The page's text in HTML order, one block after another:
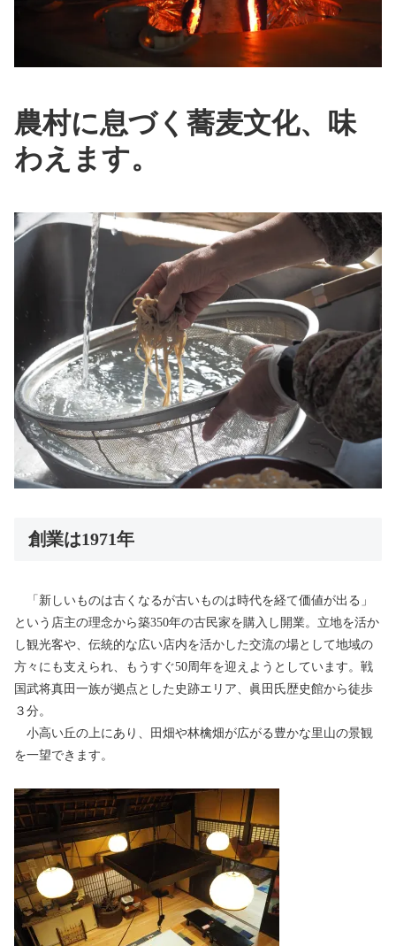
農村に息づく蕎麦文化、味
わえます。
創業は1971年
「新しいものは古くなるが古いものは時代を経て価値が出る」
という店主の理念から築350年の古民家を購入し開業。立地を活か
し観光客や、伝統的な広い店内を活かした交流の場として地域の
方々にも支えられ、もうすぐ50周年を迎えようとしています。戦
国武将真田一族が拠点とした史跡エリア、眞田氏歴史館から徒歩
３分。
小高い丘の上にあり、田畑や林檎畑が広がる豊かな里山の景観
を一望できます。